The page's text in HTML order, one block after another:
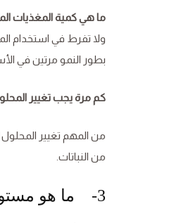
ما هي كمية المغذيات
ولا تفرط في استخدام
بطور النمو مرتين في
كم مرة يجب تغيير
من النباتات.
3- ما هو مستوى pH المناسب لزراعة الفراولة: